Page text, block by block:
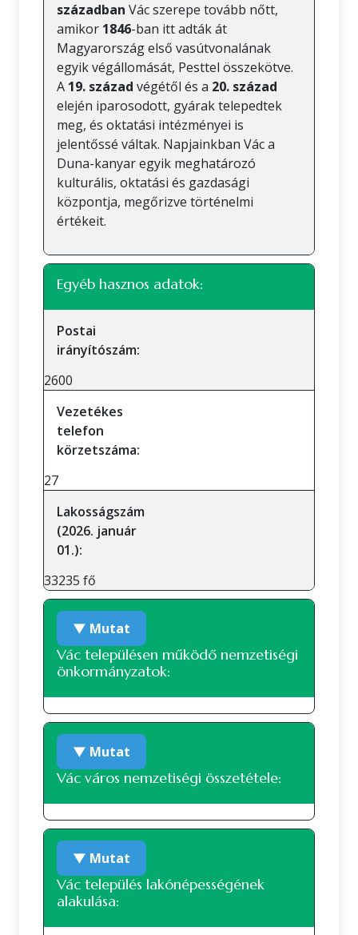
században Vác szerepe tovább nőtt,
amikor 1846-ban itt adták át
Magyarország első vasútvonalának
egyik végállomását, Pesttel összekötve.
A 19. század végétől és a 20. század
elején iparosodott, gyárak telepedtek
meg, és oktatási intézményei is
jelentőssé váltak. Napjainkban Vác a
Duna-kanyar egyik meghatározó
kulturális, oktatási és gazdasági
központja, megőrizve történelmi
értékeit.
Egyéb hasznos adatok:
Postai
irányítószám:
2600
Vezetékes
telefon
körzetszáma:
27
Lakosságszám
(2026. január
01.):
33235 fő
▼ Mutat
Vác településen működő nemzetiségi
önkormányzatok:
Roma nemzetiségi önkormányzat
▼ Mutat
Vác város nemzetiségi összetétele:
Nemzetiségi összetétel a 2022-es
népszámlálás alapján
A 2022-es népszámlálás során 34449 fő
▼ Mutat
Vác település lakónépességének
alakulása: